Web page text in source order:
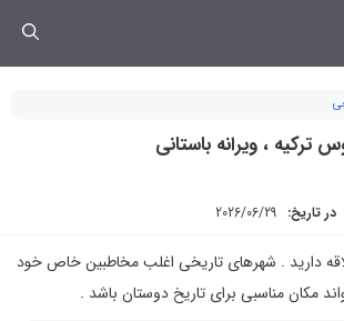
، ویرانه باستانی
در تاریخ: 2026/06/29
دارید . شهرهای تاریخی اغلب مخاطبین خاص خود
مکان مناسبی برای تاریخ دوستان باشد .